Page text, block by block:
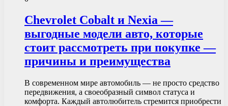
Chevrolet Cobalt и Nexia —
выгодные модели авто, которые
стоит рассмотреть при покупке —
причины и преимущества
В современном мире автомобиль — не просто средство
передвижения, а своеобразный символ статуса и
комфорта. Каждый автолюбитель стремится приобрести